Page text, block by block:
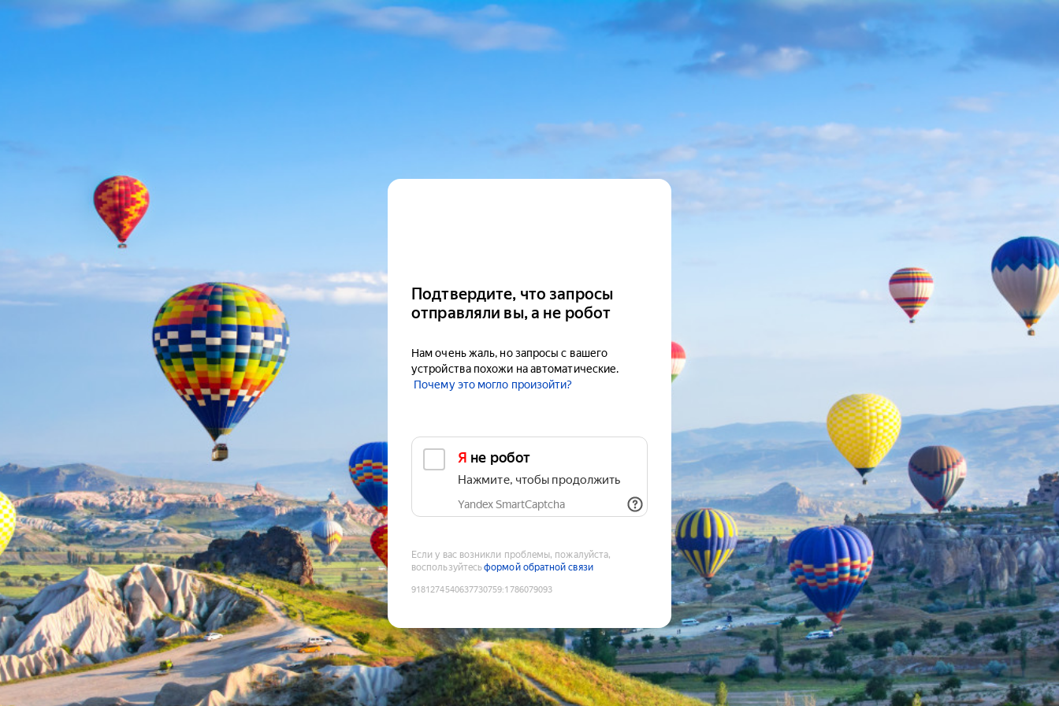
Подтвердите, что запросы
отправляли вы, а не робот
Нам очень жаль, но запросы с вашего
устройства похожи на автоматические.
Почему это могло произойти?
Я не робот
Нажмите, чтобы продолжить
Yandex SmartCaptcha
Если у вас возникли проблемы, пожалуйста,
воспользуйтесьформой обратной связи
9181274540637730759:1786079093